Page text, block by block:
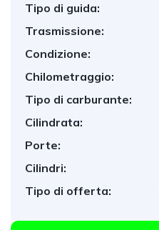
Tipo di guida:
Trasmissione:
Condizione:
Chilometraggio:
Tipo di carburante:
Cilindrata:
Porte:
Cilindri:
Tipo di offerta: